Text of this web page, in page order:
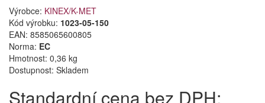
Výrobce: KINEX/K-MET
Kód výrobku: 1023-05-150
EAN: 8585065600805
Norma: EC
Hmotnost: 0,36 kg
Dostupnost: Skladem
Standardní cena bez DPH: